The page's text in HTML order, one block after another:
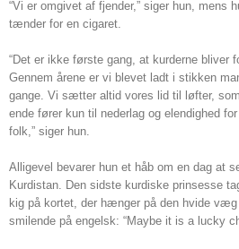
“Vi er omgivet af fjender,” siger hun, mens
tænder for en cigaret.
“Det er ikke første gang, at kurderne bliver
Gennem årene er vi blevet ladt i stikken
gange. Vi sætter altid vores lid til løfter,
ende fører kun til nederlag og elendighed
folk,” siger hun.
Alligevel bevarer hun et håb om en dag at
Kurdistan. Den sidste kurdiske prinsesse
kig på kortet, der hænger på den hvide væg
smilende på engelsk: “Maybe it is a lucky